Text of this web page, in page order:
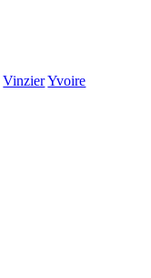
VinzierYvoire